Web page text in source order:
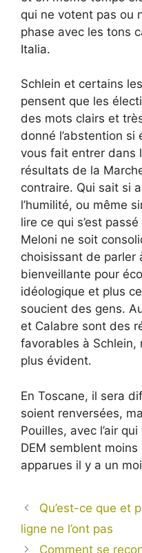
qui ne votent pas ou
phase avec les tons
Italia.
Schlein et certains
pensent que les
des mots clairs et
donné l’abstention si
vous fait entrer dans
résultats de la
contraire. Qui sait si
l’humilité, ou même
lire ce qui s’est
Meloni ne soit
choisissant de parler
bienveillante pour
idéologique et plus
soucient des gens.
et Calabre sont des
favorables à Schlein,
plus évident.
En Toscane, il sera
soient renversées,
Pouilles, avec l’air
DEM semblent moins
apparues il y a un
Qu’est-ce que et
ligne ne l’ont pas
Comment se